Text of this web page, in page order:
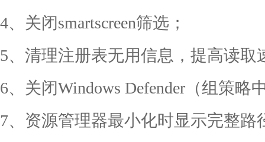
4、关闭smartscreen筛选；
5、清理注册表无用信息，提高读取
6、关闭Windows Defender（组策略
7、资源管理器最小化时显示完整路